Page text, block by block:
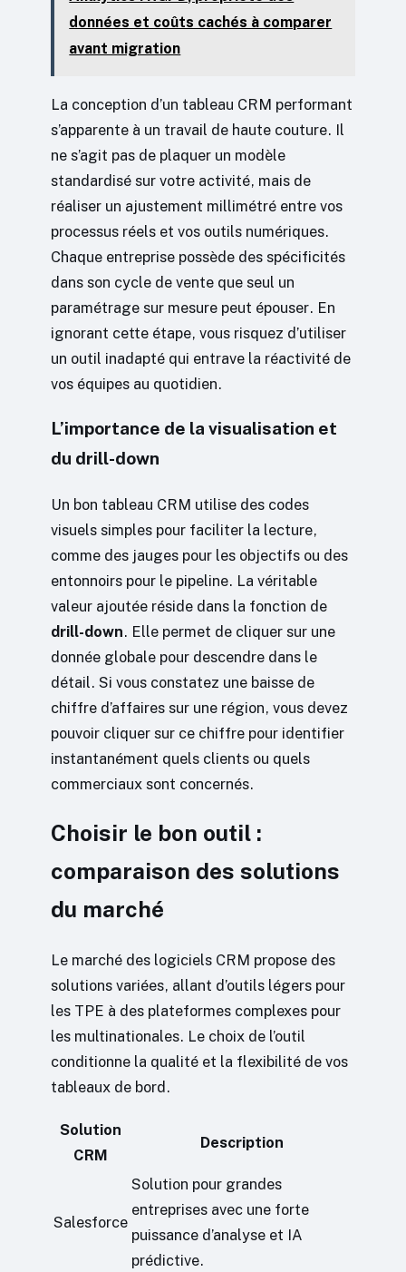
données et coûts cachés à comparer
avant migration
La conception d’un tableau CRM performant
s’apparente à un travail de haute couture. Il
ne s’agit pas de plaquer un modèle
standardisé sur votre activité, mais de
réaliser un ajustement millimétré entre vos
processus réels et vos outils numériques.
Chaque entreprise possède des spécificités
dans son cycle de vente que seul un
paramétrage sur mesure peut épouser. En
ignorant cette étape, vous risquez d’utiliser
un outil inadapté qui entrave la réactivité de
vos équipes au quotidien.
L’importance de la visualisation et
du drill-down
Un bon tableau CRM utilise des codes
visuels simples pour faciliter la lecture,
comme des jauges pour les objectifs ou des
entonnoirs pour le pipeline. La véritable
valeur ajoutée réside dans la fonction de
drill-down. Elle permet de cliquer sur une
donnée globale pour descendre dans le
détail. Si vous constatez une baisse de
chiffre d’affaires sur une région, vous devez
pouvoir cliquer sur ce chiffre pour identifier
instantanément quels clients ou quels
commerciaux sont concernés.
Choisir le bon outil :
comparaison des solutions
du marché
Le marché des logiciels CRM propose des
solutions variées, allant d’outils légers pour
les TPE à des plateformes complexes pour
les multinationales. Le choix de l’outil
conditionne la qualité et la flexibilité de vos
tableaux de bord.
Solution
CRM
Description
Salesforce
Solution pour grandes
entreprises avec une forte
puissance d’analyse et IA
prédictive.